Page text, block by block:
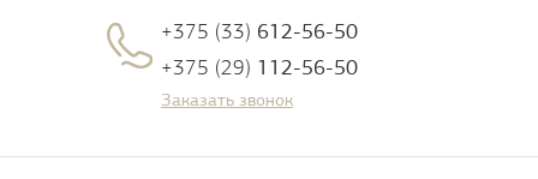
+375 (33) 612-56-50
+375 (29) 112-56-50
Заказать звонок